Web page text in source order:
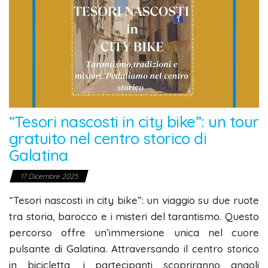
“Tesori nascosti in city bike”: un tour
gratuito nel centro storico di
Galatina
17 Dicembre 2025
“Tesori nascosti in city bike”: un viaggio su due ruote
tra storia, barocco e i misteri del tarantismo. Questo
percorso offre un’immersione unica nel cuore
pulsante di Galatina. Attraversando il centro storico
in bicicletta, i partecipanti scopriranno angoli